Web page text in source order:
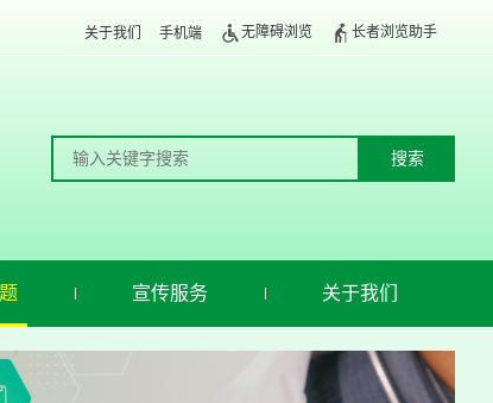
关于我们 手机端 无障碍浏览 长者浏览助手
宣传服务 关于我们